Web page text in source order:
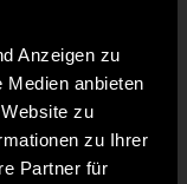
Anzeigen zu
Medien anbieten
zu
zu Ihrer
Partner für
81